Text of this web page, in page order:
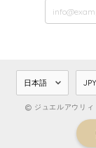
ジュエルアウリィ